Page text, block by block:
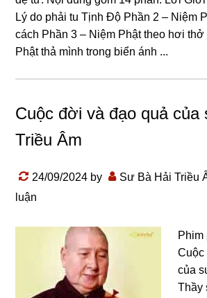
Lý do phải tu Tịnh Độ Phần 2 – Niệm
cách Phần 3 – Niệm Phật theo hơi
Phật thả mình trong biển ánh ...
Cuộc đời và đạo quả của
Triều Âm
24/09/2024 by Sư Bà Hải Triều
luận
Phim
Cuộc
của
Thầy